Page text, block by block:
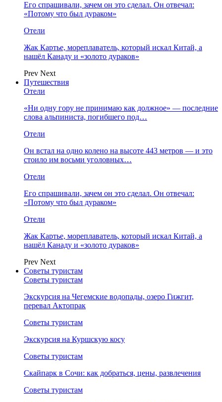
Его спрашивали, зачем он это сделал. Он отвечал:
«Потому что был дураком»
Отели
Жак Картье, мореплаватель, который искал Китай, а
нашёл Канаду и «золото дураков»
Prev Next
Путешествия
Отели
«Ни одну гору не принимаю как должное» — последние
слова альпиниста, погибшего под…
Отели
Он встал на одно колено на высоте 443 метров — и это
стоило им восьми уголовных…
Отели
Его спрашивали, зачем он это сделал. Он отвечал:
«Потому что был дураком»
Отели
Жак Картье, мореплаватель, который искал Китай, а
нашёл Канаду и «золото дураков»
Prev Next
Советы туристам
Советы туристам
Экскурсия на Чегемские водопады, озеро Гижгит,
перевал Актопрак
Советы туристам
Экскурсия на Куршскую косу
Советы туристам
Скайпарк в Сочи: как добраться, цены, развлечения
Советы туристам